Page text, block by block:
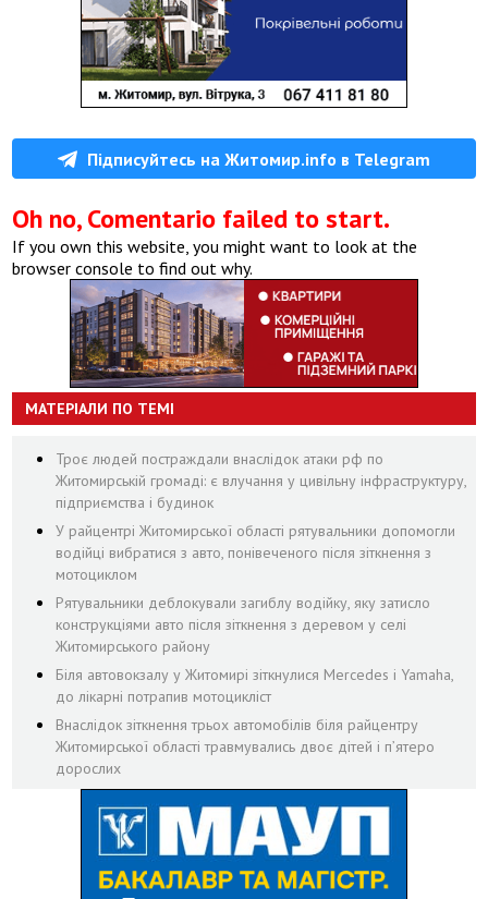
Підписуйтесь на Житомир.info в Telegram
Oh no, Comentario failed to start.
If you own this website, you might want to look at the
browser console to find out why.
МАТЕРІАЛИ ПО ТЕМІ
Троє людей постраждали внаслідок атаки рф по
Житомирській громаді: є влучання у цивільну інфраструктуру,
підприємства і будинок
У райцентрі Житомирської області рятувальники допомогли
водійці вибратися з авто, понівеченого після зіткнення з
мотоциклом
Рятувальники деблокували загиблу водійку, яку затисло
конструкціями авто після зіткнення з деревом у селі
Житомирського району
Біля автовокзалу у Житомирі зіткнулися Mercedes і Yamaha,
до лікарні потрапив мотоцикліст
Внаслідок зіткнення трьох автомобілів біля райцентру
Житомирської області травмувались двоє дітей і пʼятеро
дорослих